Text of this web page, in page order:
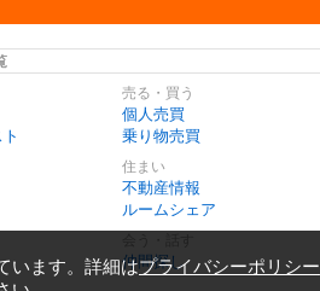
売る・買う
個人売買
乗り物売買
住まい
不動産情報
ルームシェア
仲間探し
います。詳細はプライバシーポリシー